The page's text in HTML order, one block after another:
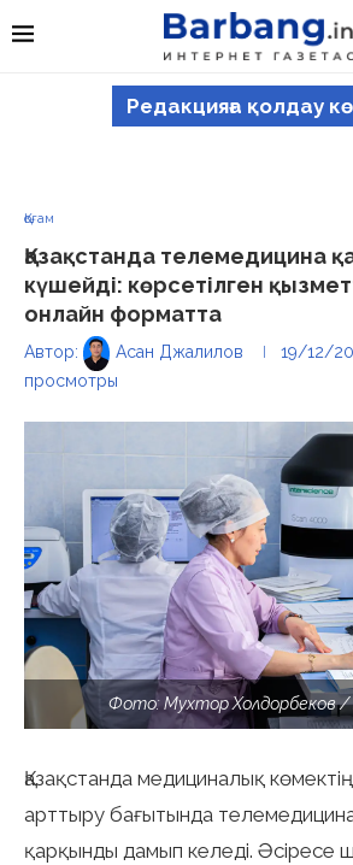
Редакцияға қолдау
Қоғам
Қазақстанда телемедицина
күшейді: көрсетілген
онлайн форматта
Автор: Асан Джалилов 19/12/
просмотры
Фото: Мухтор Холдорбеков /
Қазақстанда медициналық көмектің
арттыру бағытында
қарқынды дамып келеді. Әсіресе